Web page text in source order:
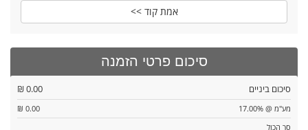
אמת קוד >>
סיכום פרטי הזמנה
סיכום ביניים 0.00 ₪
מע"מ @ 17.00%
0.00 ₪
סך הכול